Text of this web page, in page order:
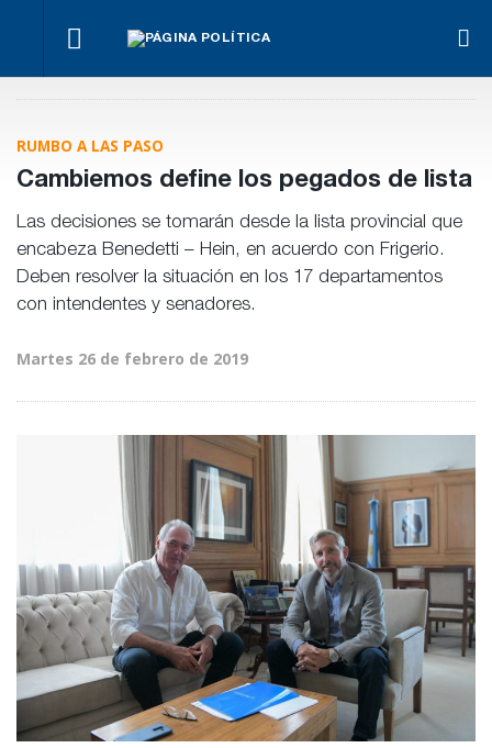
El
oficialismo
la reforma
Hacer lo
difícil
con el
Para Bahl, la
gestión
RUMBO A LAS PASO
Cambiemos define los pegados de lista
Las decisiones se tomarán desde la lista provincial que
encabeza Benedetti – Hein, en acuerdo con Frigerio.
Deben resolver la situación en los 17 departamentos
con intendentes y senadores.
Martes 26 de febrero de 2019